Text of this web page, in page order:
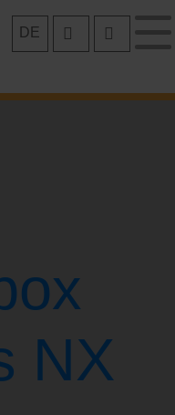
DE
NX